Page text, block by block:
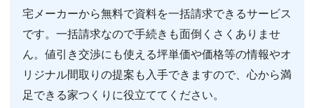
宅メーカーから無料で資料を一括請求できるサービス
です。一括請求なので手続きも面倒くさくありませ
ん。値引き交渉にも使える坪単価や価格等の情報やオ
リジナル間取りの提案も入手できますので、心から満
足できる家つくりに役立ててください。